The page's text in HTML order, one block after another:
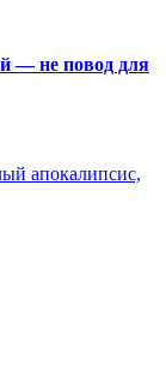
— не повод для
апокалипсис,